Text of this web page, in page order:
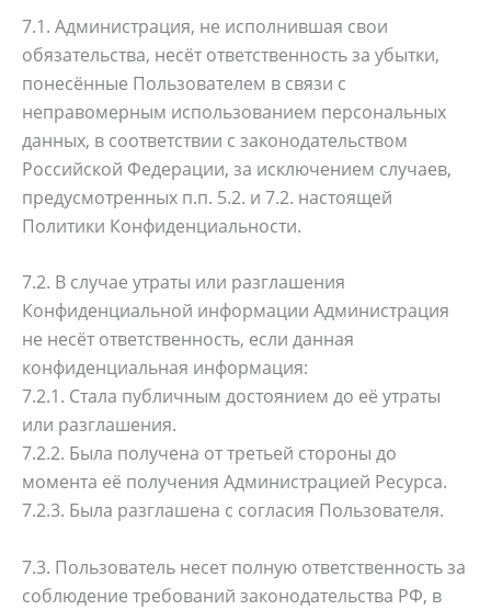
7.1. Администрация, не исполнившая свои
обязательства, несёт ответственность за убытки,
понесённые Пользователем в связи с
неправомерным использованием персональных
данных, в соответствии с законодательством
Российской Федерации, за исключением случаев,
предусмотренных п.п. 5.2. и 7.2. настоящей
Политики Конфиденциальности.
7.2. В случае утраты или разглашения
Конфиденциальной информации Администрация
не несёт ответственность, если данная
конфиденциальная информация:
7.2.1. Стала публичным достоянием до её утраты
или разглашения.
7.2.2. Была получена от третьей стороны до
момента её получения Администрацией Ресурса.
7.2.3. Была разглашена с согласия Пользователя.
7.3. Пользователь несет полную ответственность за
соблюдение требований законодательства РФ, в